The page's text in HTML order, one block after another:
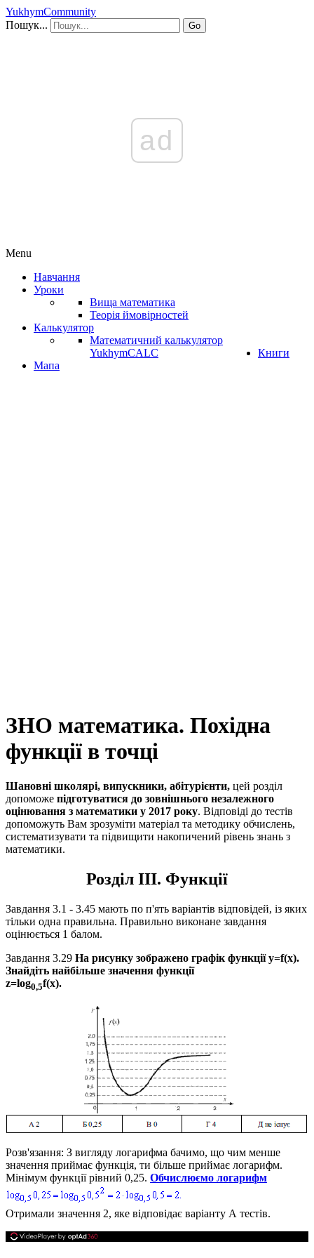
YukhymCommunity
Пошук...
Go
ad
Menu
Навчання
Уроки
Вища математика
Теорія ймовірностей
Калькулятор
Математичний калькулятор
YukhymCALC
Книги
Мапа
ЗНО математика. Похідна
функції в точці
Шановні школярі, випускники, абітурієнти, цей розділ
допоможе підготуватися до зовнішнього незалежного
оцінювання з математики у 2017 року. Відповіді до тестів
допоможуть Вам зрозуміти матеріал та методику обчислень,
систематизувати та підвищити накопичений рівень знань з
математики.
Розділ III. Функції
Завдання 3.1 - 3.45 мають по п'ять варіантів відповідей, із яких
тільки одна правильна. Правильно виконане завдання
оцінюється 1 балом.
Завдання 3.29 На рисунку зображено графік функціїу=f(х).
Знайдіть найбільше значення функції
z=log0,5f(x).
Розв'язання: З вигляду логарифма бачимо, що чим менше
значення приймає функція, ти більше приймає логарифм.
Мінімум функції рівний 0,25. Обчислюємо логарифм
Отримали значення 2, яке відповідає варіанту А тестів.